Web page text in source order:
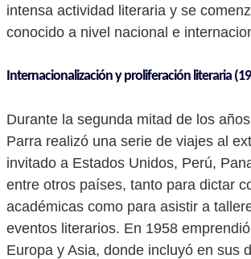
intensa actividad literaria y se
conocido a nivel nacional e
Internacionalización y proliferación literaria
Durante la segunda mitad de los
Parra realizó una serie de viajes al
invitado a Estados Unidos, Perú,
entre otros países, tanto para dictar
académicas como para asistir a
eventos literarios. En 1958
Europa y Asia, donde incluyó en sus